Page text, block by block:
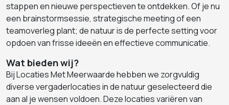
stappen en nieuwe perspectieven te ontdekken. Of je nu
een brainstormsessie, strategische meeting of een
teamoverleg plant; de natuur is de perfecte setting voor
opdoen van frisse ideeën en effectieve communicatie.
Wat bieden wij?
Bij Locaties Met Meerwaarde hebben we zorgvuldig
diverse vergaderlocaties in de natuur geselecteerd die
aan al je wensen voldoen. Deze locaties variëren van